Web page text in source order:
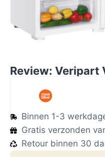
Review: Veripart
Binnen 1-3
Gratis verzonden
Retour binnen 30